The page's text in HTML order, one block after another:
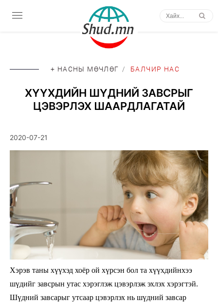
+ НАСНЫ МӨЧЛӨГ / БАЛЧИР НАС
ХҮҮХДИЙН ШҮДНИЙ ЗАВСРЫГ
ЦЭВЭРЛЭХ ШААРДЛАГАТАЙ
2020-07-21
Хэрэв таны хүүхэд хоёр ой хүрсэн бол та хүүхдийнхээ
шүдийг завсрын утас хэрэглэж цэвэрлэж эхлэх хэрэгтэй.
Шүдний завсарыг утсаар цэвэрлэх нь шүдний завсар